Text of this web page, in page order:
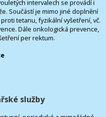
intervalech se provádí i
Součástí je mimo jiné doplnění
tetanu, fyzikální vyšetření, vč.
Dále onkologická prevence,
per rektum.
služby